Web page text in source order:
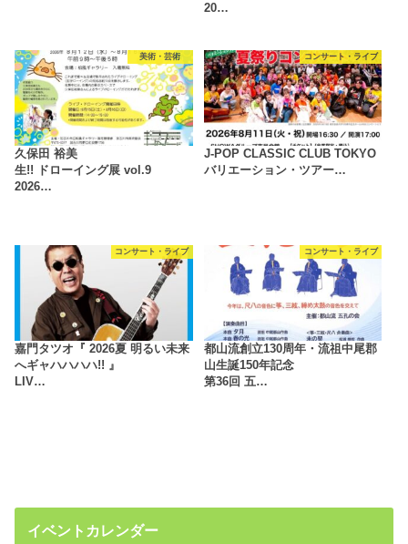
20…
美術・芸術
久保田 裕美
生!! ドローイング展 vol.9
2026…
コンサート・ライブ
J-POP CLASSIC CLUB TOKYO
バリエーション・ツアー…
コンサート・ライブ
嘉門タツオ『 2026夏 明るい未来
へギャハハハハ!! 』
LIV…
コンサート・ライブ
都山流創立130周年・流祖中尾郡
山生誕150年記念
第36回 五…
イベントカレンダー